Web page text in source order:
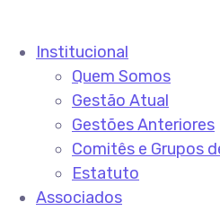
Institucional
Quem Somos
Gestão Atual
Gestões Anteriores
Comitês e Grupos
Estatuto
Associados